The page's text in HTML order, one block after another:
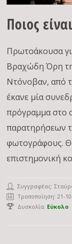
Ποιος
Πρωτοάκουσα
Βραχώδη Όρη
Ντόνοβαν, από
έκανε μία
πρόγραμμα στο
παρατηρήσεων
φωτογράφους.
επιστημονική
Συγγραφέας:
Τροποποίηση: 21-
Δυσκολία: Εύκολο